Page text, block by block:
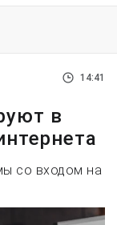
14:41
в
со входом на